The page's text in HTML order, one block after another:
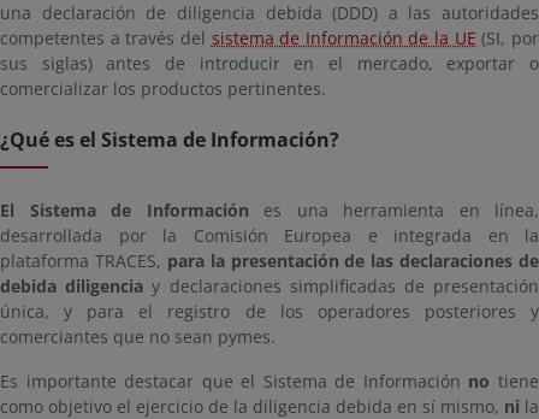
una declaración de diligencia debida (DDD) a las autoridades
competentes a través del sistema de Información de la UE (SI, por
sus siglas) antes de introducir en el mercado, exportar o
comercializar los productos pertinentes.
¿Qué es el Sistema de Información?
El Sistema de Información es una herramienta en línea,
desarrollada por la Comisión Europea e integrada en la
plataforma TRACES, para la presentación de las declaraciones de
debida diligencia y declaraciones simplificadas de presentación
única, y para el registro de los operadores posteriores y
comerciantes que no sean pymes.
Es importante destacar que el Sistema de Información no tiene
como objetivo el ejercicio de la diligencia debida en sí mismo, ni la